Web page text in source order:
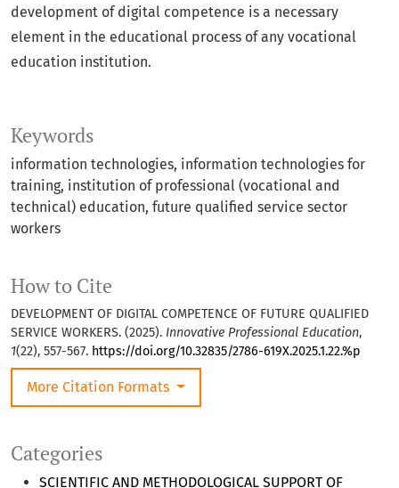
Keywords
information technologies, information technologies for
training, institution of professional (vocational and
technical) education, future qualified service sector
workers
Categories
SCIENTIFIC AND METHODOLOGICAL SUPPORT OF
How to Cite
DEVELOPMENT OF DIGITAL COMPETENCE OF FUTURE QUALIFIED
SERVICE WORKERS. (2025). Innovative Professional Education,
1(22), 557-567. https://doi.org/10.32835/2786-619X.2025.1.22.%p
More Citation Formats
development of digital competence is a necessary
element in the educational process of any vocational
education institution.